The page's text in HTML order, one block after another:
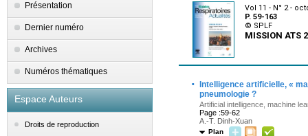
Présentation
Dernier numéro
Archives
Numéros thématiques
Espace Auteurs
Droits de reproduction
Vol 11 - N° 2 -
P. 59-163
© SPLF
MISSION ATS
·
Intelligence artificielle, «
pneumologie ?
Artificial intelligence, machine
Page :59-62
A.-T. Dinh-Xuan
Plan